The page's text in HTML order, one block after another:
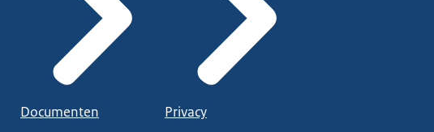
Documenten Privacy